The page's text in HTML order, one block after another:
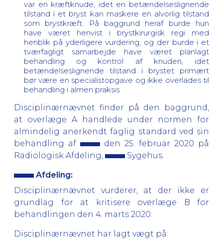
var en kræftknude, idet en betændelseslignende
tilstand i et bryst kan maskere en alvorlig tilstand
som brystkræft. På baggrund heraf burde hun
have været henvist i brystkirurgisk regi med
henblik på yderligere vurdering, og der burde i et
tværfagligt samarbejde have været planlagt
behandling og kontrol af knuden, idet
betændelseslignende tilstand i brystet primært
bør være en specialistopgave og ikke overlades til
behandling i almen praksis.
Disciplinærnævnet finder på den baggrund,
at overlæge A handlede under normen for
almindelig anerkendt faglig standard ved sin
behandling af
den 25. februar 2020 på
Radiologisk Afdeling,
Sygehus.
Afdeling:
Disciplinærnævnet vurderer, at der ikke er
grundlag for at kritisere overlæge B for
behandlingen den 4. marts 2020.
Disciplinærnævnet har lagt vægt på: